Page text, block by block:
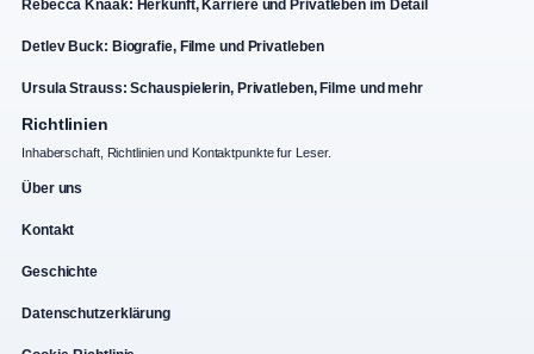
Rebecca Knaak: Herkunft, Karriere und Privatleben im Detail
Detlev Buck: Biografie, Filme und Privatleben
Ursula Strauss: Schauspielerin, Privatleben, Filme und mehr
Richtlinien
Inhaberschaft, Richtlinien und Kontaktpunkte fur Leser.
Über uns
Kontakt
Geschichte
Datenschutzerklärung